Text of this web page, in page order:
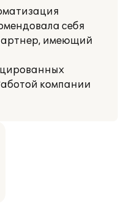
себя
имеющий
компании